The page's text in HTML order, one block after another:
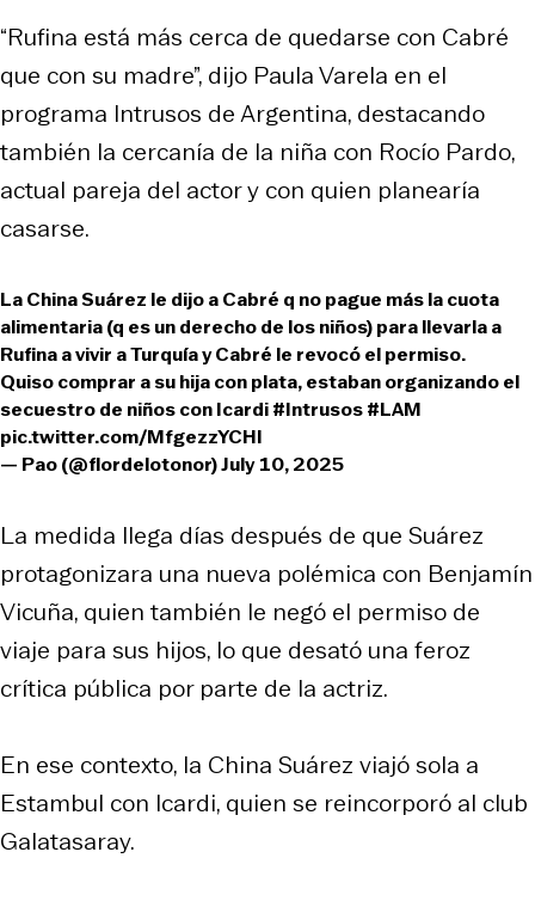
“Rufina está más cerca de quedarse con Cabré
que con su madre”, dijo Paula Varela en el
programa Intrusos de Argentina, destacando
también la cercanía de la niña con Rocío Pardo,
actual pareja del actor y con quien planearía
casarse.
La China Suárez le dijo a Cabré q no pague más la cuota
alimentaria (q es un derecho de los niños) para llevarla a
Rufina a vivir a Turquía y Cabré le revocó el permiso.
Quiso comprar a su hija con plata, estaban organizando el
secuestro de niños con Icardi#Intrusos#LAM
pic.twitter.com/MfgezzYCHl
— Pao (@flordelotonor)July 10, 2025
La medida llega días después de que Suárez
protagonizara una nueva polémica con Benjamín
Vicuña, quien también le negó el permiso de
viaje para sus hijos, lo que desató una feroz
crítica pública por parte de la actriz.
En ese contexto, la China Suárez viajó sola a
Estambul con Icardi, quien se reincorporó al club
Galatasaray.